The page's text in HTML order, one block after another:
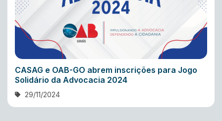
CASAG e OAB-GO abrem inscrições para Jogo
Solidário da Advocacia 2024
29/11/2024